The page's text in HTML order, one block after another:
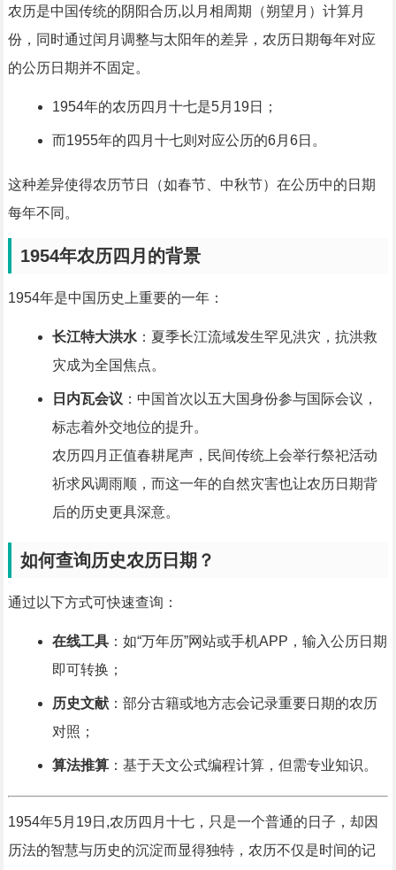
农历是中国传统的阴阳合历,以月相周期（朔望月）计算月
份，同时通过闰月调整与太阳年的差异，农历日期每年对应
的公历日期并不固定。
1954年的农历四月十七是5月19日；
而1955年的四月十七则对应公历的6月6日。
这种差异使得农历节日（如春节、中秋节）在公历中的日期
每年不同。
1954年农历四月的背景
1954年是中国历史上重要的一年：
长江特大洪水：夏季长江流域发生罕见洪灾，抗洪救
灾成为全国焦点。
日内瓦会议 ：中国首次以五大国身份参与国际会议，
标志着外交地位的提升。
农历四月正值春耕尾声，民间传统上会举行祭祀活动
祈求风调雨顺，而这一年的自然灾害也让农历日期背
后的历史更具深意。
如何查询历史农历日期？
通过以下方式可快速查询：
在线工具：如“万年历”网站或手机APP，输入公历日期
即可转换；
历史文献：部分古籍或地方志会记录重要日期的农历
对照；
算法推算：基于天文公式编程计算，但需专业知识。
1954年5月19日,农历四月十七，只是一个普通的日子，却因
历法的智慧与历史的沉淀而显得独特，农历不仅是时间的记